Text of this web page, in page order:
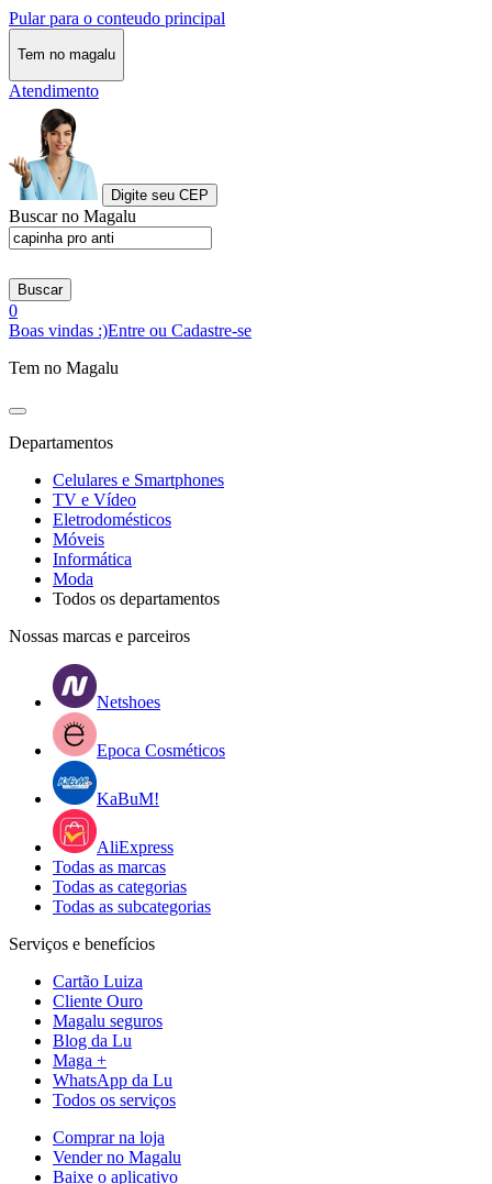
Pular para o conteudo principal
Tem no magalu
Atendimento
Digite seu CEP
Buscar no Magalu
Buscar
0
Boas vindas :)Entre ou Cadastre-se
Tem no Magalu
Departamentos
Celulares e Smartphones
TV e Vídeo
Eletrodomésticos
Móveis
Informática
Moda
Todos os departamentos
Nossas marcas e parceiros
Netshoes
Epoca Cosméticos
KaBuM!
AliExpress
Todas as marcas
Todas as categorias
Todas as subcategorias
Serviços e benefícios
Cartão Luiza
Cliente Ouro
Magalu seguros
Blog da Lu
Maga +
WhatsApp da Lu
Todos os serviços
Comprar na loja
Vender no Magalu
Baixe o aplicativo